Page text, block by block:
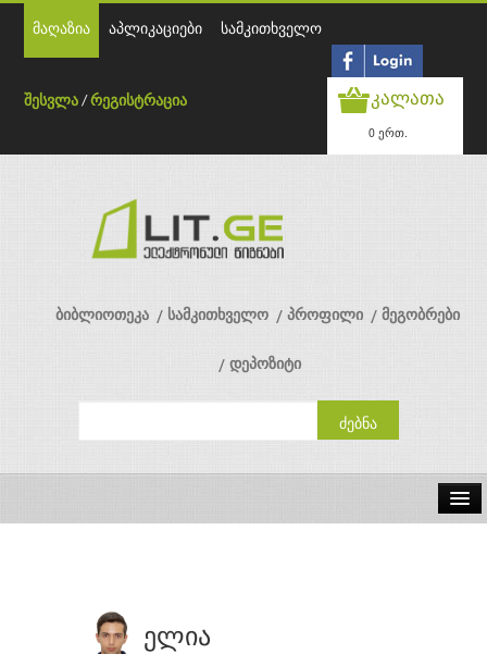
მაღაზია აპლიკაციები სამკითხველო
შესვლა /რეგისტრაცია კალათა
0 ერთ.
ბიბლიოთეკა სამკითხველო პროფილი მეგობრები
დეპოზიტი
ავტორები
ელია